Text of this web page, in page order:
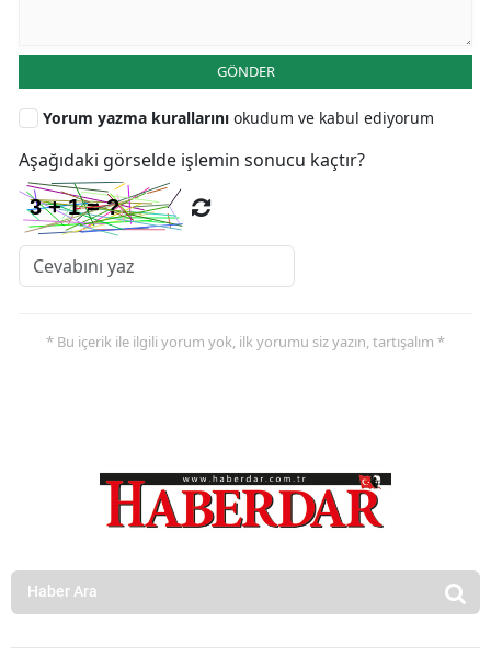
GÖNDER
Yorum yazma kurallarını okudum ve kabul ediyorum
Aşağıdaki görselde işlemin sonucu kaçtır?
* Bu içerik ile ilgili yorum yok, ilk yorumu siz yazın, tartışalım *